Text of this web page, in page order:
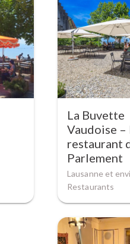
La Buvette
Vaudoise –
restaurant
Parlement
Lausanne et
Restaurants